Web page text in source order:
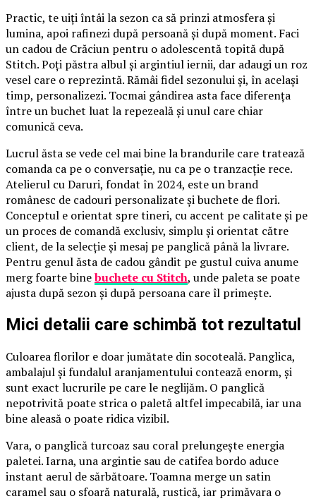
Practic, te uiți întâi la sezon ca să prinzi atmosfera și
lumina, apoi rafinezi după persoană și după moment. Faci
un cadou de Crăciun pentru o adolescentă topită după
Stitch. Poți păstra albul și argintiul iernii, dar adaugi un roz
vesel care o reprezintă. Rămâi fidel sezonului și, în același
timp, personalizezi. Tocmai gândirea asta face diferența
între un buchet luat la repezeală și unul care chiar
comunică ceva.
Lucrul ăsta se vede cel mai bine la brandurile care tratează
comanda ca pe o conversație, nu ca pe o tranzacție rece.
Atelierul cu Daruri, fondat în 2024, este un brand
românesc de cadouri personalizate și buchete de flori.
Conceptul e orientat spre tineri, cu accent pe calitate și pe
un proces de comandă exclusiv, simplu și orientat către
client, de la selecție și mesaj pe panglică până la livrare.
Pentru genul ăsta de cadou gândit pe gustul cuiva anume
merg foarte binebuchete cu Stitch, unde paleta se poate
ajusta după sezon și după persoana care îl primește.
Mici detalii care schimbă tot rezultatul
Culoarea florilor e doar jumătate din socoteală. Panglica,
ambalajul și fundalul aranjamentului contează enorm, și
sunt exact lucrurile pe care le neglijăm. O panglică
nepotrivită poate strica o paletă altfel impecabilă, iar una
bine aleasă o poate ridica vizibil.
Vara, o panglică turcoaz sau coral prelungește energia
paletei. Iarna, una argintie sau de catifea bordo aduce
instant aerul de sărbătoare. Toamna merge un satin
caramel sau o sfoară naturală, rustică, iar primăvara o